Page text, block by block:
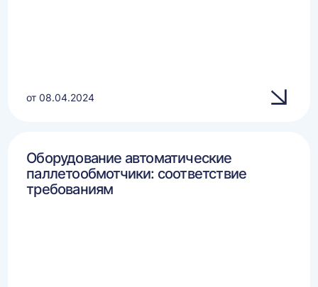
от 08.04.2024
Оборудование автоматические
паллетообмотчики: соответствие
требованиям